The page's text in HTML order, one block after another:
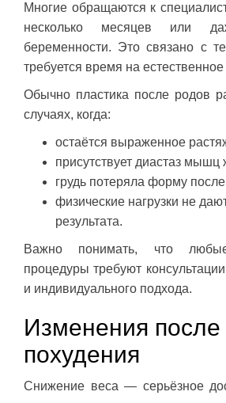
Многие обращаются к
несколько месяцев или
беременности. Это связано с
требуется время на
Обычно пластика после родов
случаях, когда:
остаётся выраженное
присутствует диастаз мышц
грудь потеряла форму
физические нагрузки не
результата.
Важно понимать, что любые
процедуры требуют
и индивидуального подхода.
Изменения после
похудения
Снижение веса — серьёзное